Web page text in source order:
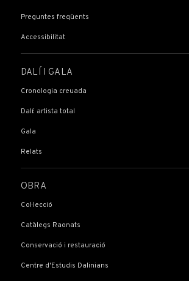
Preguntes freqüents
Accessibilitat
DALÍ I GALA
Cronologia creuada
Dalí: artista total
Gala
Relats
OBRA
Col·lecció
Catàlegs Raonats
Conservació i restauració
Centre d'Estudis Dalinians